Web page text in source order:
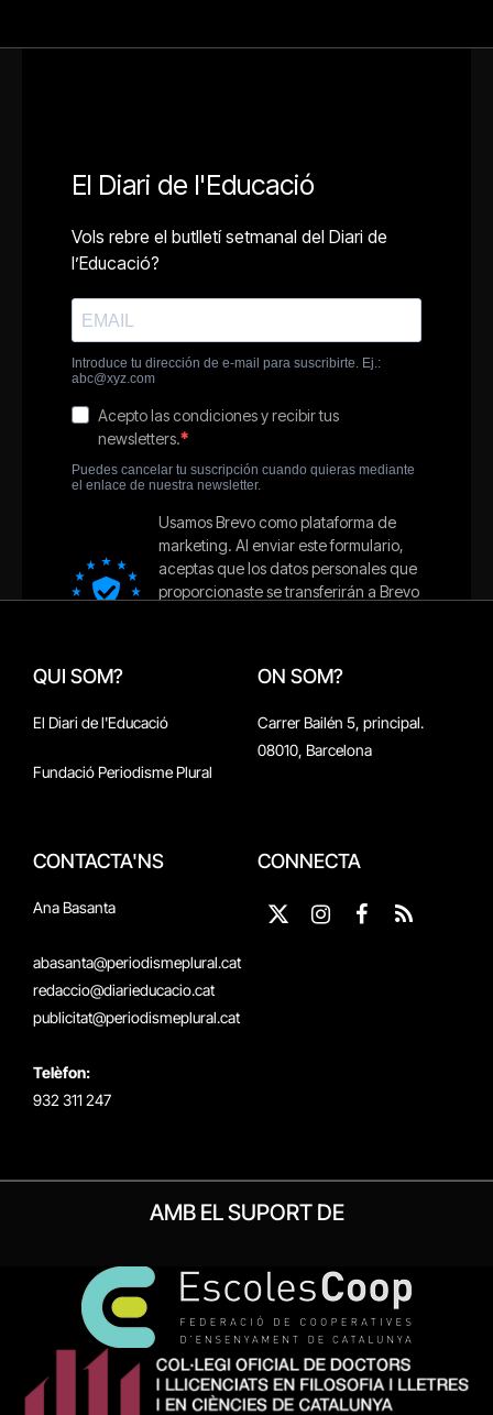
QUI SOM?
El Diari de l'Educació
Fundació Periodisme Plural
ON SOM?
Carrer Bailén 5, principal.
08010, Barcelona
CONTACTA'NS
Ana Basanta
abasanta@periodismeplural.cat
redaccio@diarieducacio.cat
publicitat@periodismeplural.cat
Telèfon:
932 311 247
CONNECTA
X
InstagramFacebook
RSS
AMB EL SUPORT DE